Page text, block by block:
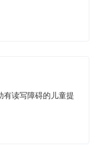
有读写障碍的儿童提